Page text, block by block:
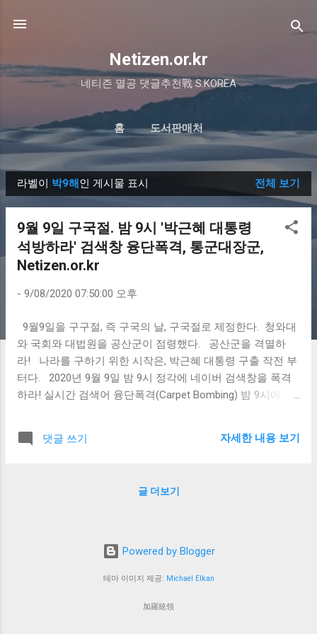
Netizen.or.kr
네티즌 멸공 댓글추천戰 S.KOREA
홈 도서판매처
글
라벨이 박9해인 게시물 표시 전체 보기
9월 9일 구국절. 밤 9시 '박근혜 대통령
석방하라' 검색창 융단폭격, 통군대장군,
Netizen.or.kr
- 9/08/2020 07:50:00 오후
9월9일을 구구절, 즉 구국의 날, 구국절로 제정한다. 청와대
와 국회와 대법원을 공산군이 점령했다. 공산군을 격멸하
라! 나라를 구하기 위한 시작은, 박근혜 대통령 구출 작전 부
터다. 2020년 9월 9일 밤 9시 정각에 네이버 검색창을 폭격
하라! 실시간 검색어 융단폭격(Carpet Bombing) 밤 9시에 ' 박
는 육군이요, 뭍에서 싸우며, 육군대장군이 지휘한다. 지상
한다. 공중전. 마지막은, 통군이니, 넷에서 싸우며, 통군대장
2020년 9월 8일 Netizen.or.kr
댓글 쓰기 자세한 내용 보기
글 더보기
Powered by Blogger
테마 이미지 제공: Michael Elkan
加羅統領